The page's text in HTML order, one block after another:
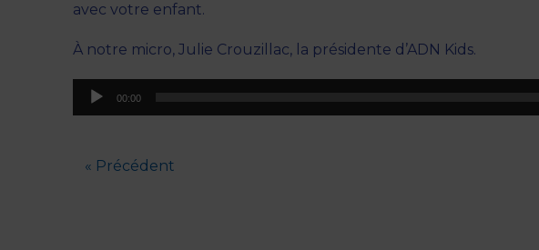
avec votre enfant.
À notre micro, Julie Crouzillac, la présidente d’ADN Kids.
Lecteur
00:00
« Précédent